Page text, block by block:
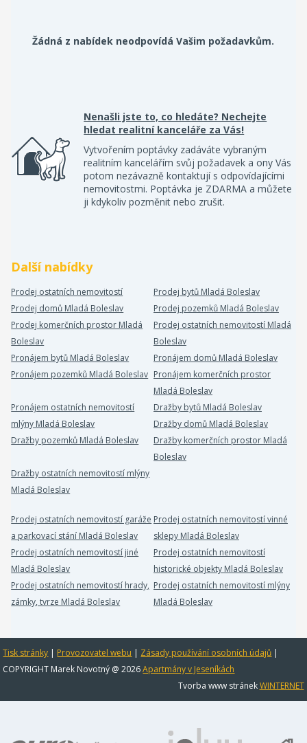
Žádná z nabídek neodpovídá Vašim požadavkům.
Nenašli jste to, co hledáte? Nechejte
hledat realitní kanceláře za Vás!
Vytvořením poptávky zadáváte vybraným
realitním kancelářím svůj požadavek a ony Vás
potom nezávazně kontaktují s odpovídajícími
nemovitostmi. Poptávka je ZDARMA a můžete
ji kdykoliv pozměnit nebo zrušit.
Další nabídky
Prodej ostatních nemovitostí
Prodej bytů Mladá Boleslav
Prodej domů Mladá Boleslav
Prodej pozemků Mladá Boleslav
Prodej komerčních prostor Mladá
Boleslav
Prodej ostatních nemovitostí Mladá
Boleslav
Pronájem bytů Mladá Boleslav
Pronájem domů Mladá Boleslav
Pronájem pozemků Mladá Boleslav Pronájem komerčních prostor
Mladá Boleslav
Pronájem ostatních nemovitostí
mlýny Mladá Boleslav
Dražby bytů Mladá Boleslav
Dražby domů Mladá Boleslav
Dražby pozemků Mladá Boleslav
Dražby komerčních prostor Mladá
Boleslav
Dražby ostatních nemovitostí mlýny
Mladá Boleslav
Prodej ostatních nemovitostí garáže
a parkovací stání Mladá Boleslav
Prodej ostatních nemovitostí vinné
sklepy Mladá Boleslav
Prodej ostatních nemovitostí jiné
Mladá Boleslav
Prodej ostatních nemovitostí
historické objekty Mladá Boleslav
Prodej ostatních nemovitostí hrady,
zámky, tvrze Mladá Boleslav
Prodej ostatních nemovitostí mlýny
Mladá Boleslav
Tisk stránky | Provozovatel webu | Zásady používání osobních údajů |
COPYRIGHT Marek Novotný @ 2026Apartmány v Jeseníkách
Tvorba www stránekWINTERNET